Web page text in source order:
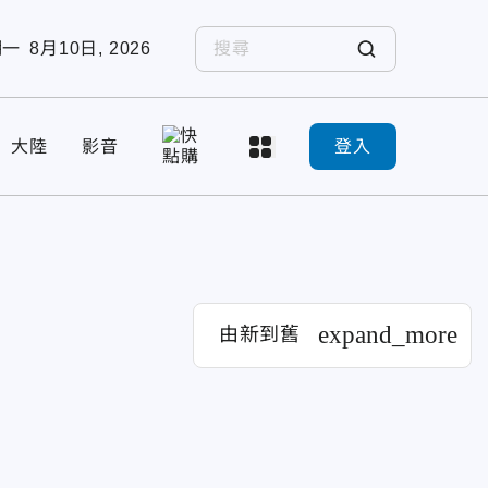
8月10日, 2026
大陸 影音 登入
由新到舊 expand_more